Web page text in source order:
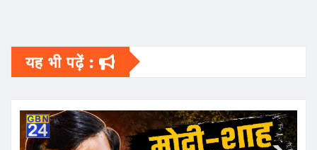
यह भी पढ़ें :